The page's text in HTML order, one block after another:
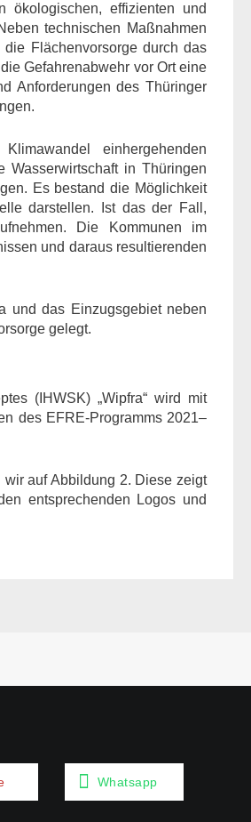
ökologischen, effizienten und
technischen Maßnahmen
Flächenvorsorge durch das
Gefahrenabwehr vor Ort eine
Anforderungen des Thüringer
einhergehenden
Wasserwirtschaft in Thüringen
Es bestand die Möglichkeit
darstellen. Ist das der Fall,
Die Kommunen im
und daraus resultierenden
und das Einzugsgebiet neben
gelegt.
(IHWSK) „Wipfra“ wird mit
des EFRE-Programms 2021–
auf Abbildung 2. Diese zeigt
entsprechenden Logos und
Whatsapp